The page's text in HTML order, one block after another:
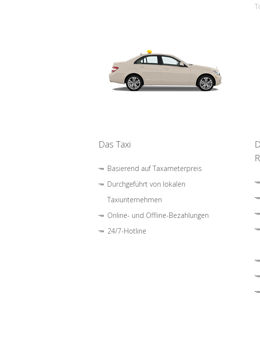
Das Taxi
Basierend auf Taxameterpreis
Durchgeführt von lokalen
Taxiunternehmen
Online- und Offline-Bezahlungen
24/7-Hotline